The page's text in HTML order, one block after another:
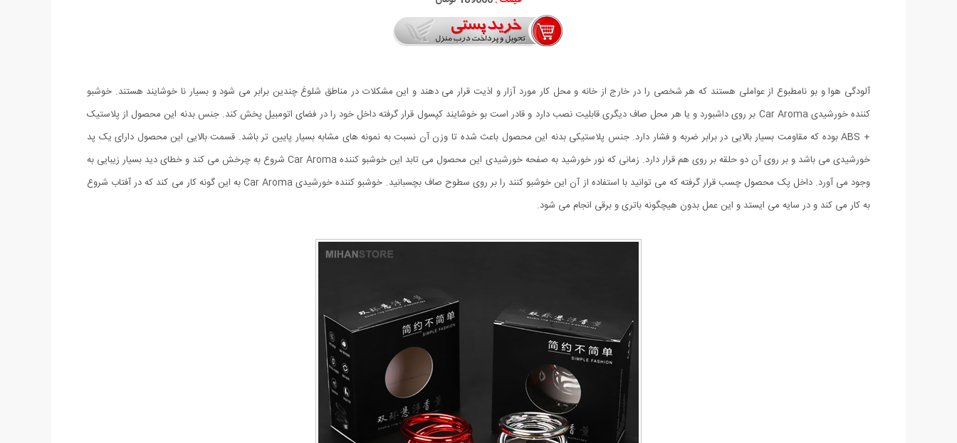
آلودگی هوا و بو نامطبوع از عواملی هستند که هر شخصی را در خارج از خانه و محل کار مورد آزار و اذیت قرار می دهند و این مشکلات در مناطق شلوغ چندین برابر می شود و بسیار نا خوشایند هستند. خوشبو
کننده خورشیدی Car Aroma بر روی داشبورد و یا هر محل صاف دیگری قابلیت نصب دارد و قادر است بو خوشایند کپسول قرار گرفته داخل خود را در فضای اتومبیل پخش کند. جنس بدنه این محصول از پلاستیک
+ ABS بوده که مقاومت بسیار بالایی در برابر ضربه و فشار دارد. جنس پلاستیکی بدنه این محصول باعث شده تا وزن آن نسبت به نمونه های مشابه بسیار پایین تر باشد. قسمت بالایی این محصول دارای یک پد
خورشیدی می باشد و بر روی آن دو حلقه بر روی هم قرار دارد. زمانی که نور خورشید به صفحه خورشیدی این محصول می تابد این خوشبو کننده Car Aroma شروع به چرخش می کند و خطای دید بسیار زیبایی به
وجود می آورد. داخل پک محصول چسب قرار گرفته که می توانید با استفاده از آن این خوشبو کنند را بر روی سطوح صاف بچسبانید. خوشبو کننده خورشیدی Car Aroma به این گونه کار می کند که در آفتاب شروع
به کار می کند و در سایه می ایستد و این عمل بدون هیچگونه باتری و برقی انجام می شود.